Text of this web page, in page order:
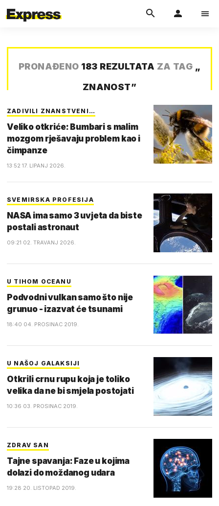
PRONAĐENO 183 REZULTATA ZA TAG „
ZNANOST”
ZADIVILI ZNANSTVENI…
Veliko otkriće: Bumbari s malim
mozgom rješavaju problem kao i
čimpanze
13:52 17. LIPANJ 2026.
SVEMIRSKA PROFESIJA
NASA ima samo 3 uvjeta da biste
postali astronaut
09:21 02. TRAVANJ 2026.
U TIHOM OCEANU
Podvodni vulkan samo što nije
grunuo - izazvat će tsunami
18:40 04. PROSINAC 2019.
U NAŠOJ GALAKSIJI
Otkrili crnu rupu koja je toliko
velika da ne bi smjela postojati
10:36 03. PROSINAC 2019.
ZDRAV SAN
Tajne spavanja: Faze u kojima
dolazi do moždanog udara
19:28 20. LISTOPAD 2019.